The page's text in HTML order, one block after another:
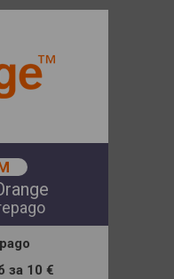
за10 €